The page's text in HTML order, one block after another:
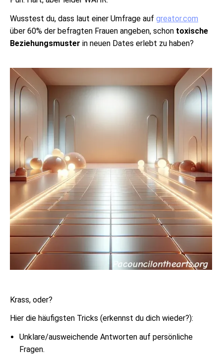
Wusstest du, dass laut einer Umfrage auf greator.com
über 60% der befragten Frauen angeben, schon toxische
Beziehungsmuster in neuen Dates erlebt zu haben?
Krass, oder?
Hier die häufigsten Tricks (erkennst du dich wieder?):
Unklare/ausweichende Antworten auf persönliche
Fragen.